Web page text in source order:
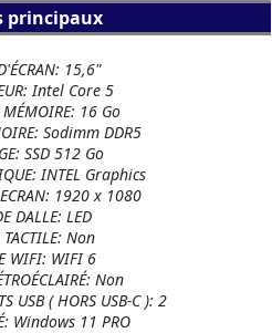
principaux
15,6"
Intel Core 5
MÉMOIRE: 16 Go
Sodimm DDR5
SSD 512 Go
INTEL Graphics
1920 x 1080
DALLE: LED
TACTILE: Non
WIFI: WIFI 6
Non
USB ( HORS USB-C ): 2
Windows 11 PRO